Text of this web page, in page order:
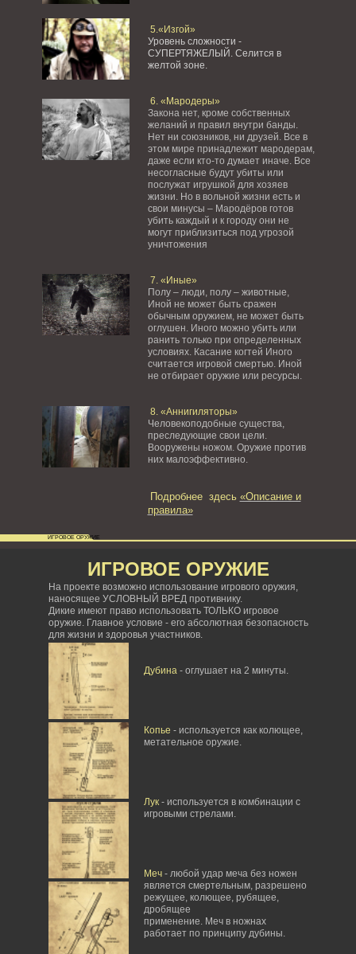
5.«Изгой»
Уровень сложности -
СУПЕРТЯЖЕЛЫЙ. Селится в
желтой зоне.
6. «Мародеры»
Закона нет, кроме собственных
желаний и правил внутри банды.
Нет ни союзников, ни друзей. Все в
этом мире принадлежит мародерам,
даже если кто-то думает иначе. Все
несогласные будут убиты или
послужат игрушкой для хозяев
жизни. Но в вольной жизни есть и
свои минусы – Мародёров готов
убить каждый и к городу они не
могут приблизиться под угрозой
уничтожения
7. «Иные»
Полу – люди, полу – животные,
Иной не может быть сражен
обычным оружием, не может быть
оглушен. Иного можно убить или
ранить только при определенных
условиях. Касание когтей Иного
считается игровой смертью. Иной
не отбирает оружие или ресурсы.
8. «Аннигиляторы»
Человекоподобные существа,
преследующие свои цели.
Вооружены ножом. Оружие против
них малоэффективно.
Подробнее здесь «Описание и
правила»
ИГРОВОЕ ОРУЖИЕ
На проекте возможно использование игрового оружия,
наносящее УСЛОВНЫЙ ВРЕД противнику.
Дикие имеют право использовать ТОЛЬКО игровое
оружие. Главное условие - его абсолютная безопасность
для жизни и здоровья участников.
Дубина- оглушает на 2 минуты.
Копье - используется как колющее,
метательное оружие.
Лук- используется в комбинации с
игровыми стрелами.
Меч- любой удар меча без ножен
является смертельным, разрешено
режущее, колющее, рубящее,
дробящее
применение. Меч в ножнах
работает по принципу дубины.
ИГРОВОЕ ОРУЖИЕ